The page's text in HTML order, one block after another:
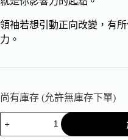
領袖若想引動正向改變，有
力。
尚有庫存 (允許無庫存下單)